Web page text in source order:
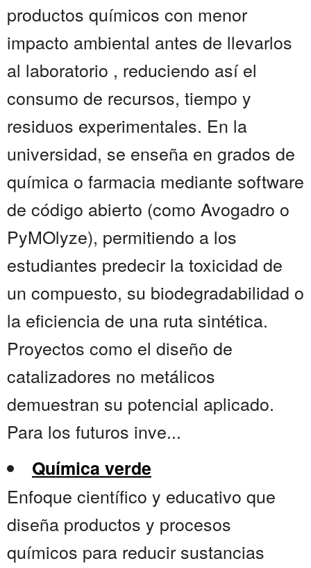
productos químicos con menor
impacto ambiental antes de llevarlos
al laboratorio , reduciendo así el
consumo de recursos, tiempo y
residuos experimentales. En la
universidad, se enseña en grados de
química o farmacia mediante software
de código abierto (como Avogadro o
PyMOlyze), permitiendo a los
estudiantes predecir la toxicidad de
un compuesto, su biodegradabilidad o
la eficiencia de una ruta sintética.
Proyectos como el diseño de
catalizadores no metálicos
demuestran su potencial aplicado.
Para los futuros inve...
Química verde
Enfoque científico y educativo que
diseña productos y procesos
químicos para reducir sustancias